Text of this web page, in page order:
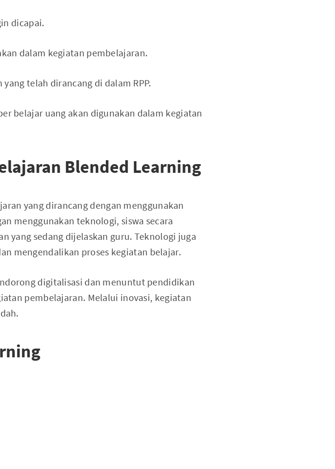
dicapai.
dalam kegiatan pembelajaran.
telah dirancang di dalam RPP.
belajar uang akan digunakan dalam kegiatan
Blended Learning
yang dirancang dengan menggunakan
menggunakan teknologi, siswa secara
yang sedang dijelaskan guru. Teknologi juga
mengendalikan proses kegiatan belajar.
digitalisasi dan menuntut pendidikan
pembelajaran. Melalui inovasi, kegiatan